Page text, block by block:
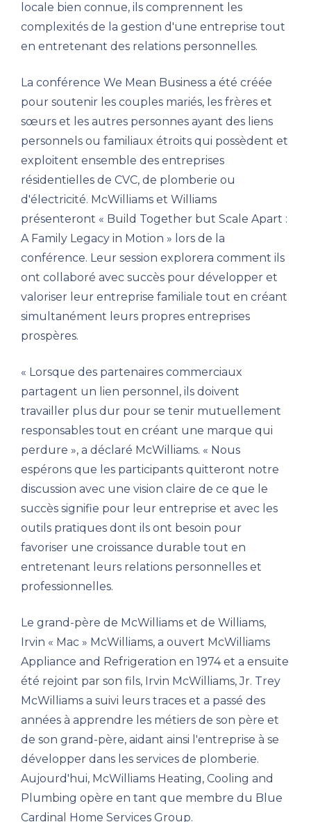
locale bien connue, ils comprennent les
complexités de la gestion d'une entreprise tout
en entretenant des relations personnelles.
La conférence We Mean Business a été créée
pour soutenir les couples mariés, les frères et
sœurs et les autres personnes ayant des liens
personnels ou familiaux étroits qui possèdent et
exploitent ensemble des entreprises
résidentielles de CVC, de plomberie ou
d'électricité. McWilliams et Williams
présenteront « Build Together but Scale Apart :
A Family Legacy in Motion » lors de la
conférence. Leur session explorera comment ils
ont collaboré avec succès pour développer et
valoriser leur entreprise familiale tout en créant
simultanément leurs propres entreprises
prospères.
« Lorsque des partenaires commerciaux
partagent un lien personnel, ils doivent
travailler plus dur pour se tenir mutuellement
responsables tout en créant une marque qui
perdure », a déclaré McWilliams. « Nous
espérons que les participants quitteront notre
discussion avec une vision claire de ce que le
succès signifie pour leur entreprise et avec les
outils pratiques dont ils ont besoin pour
favoriser une croissance durable tout en
entretenant leurs relations personnelles et
professionnelles.
Le grand-père de McWilliams et de Williams,
Irvin « Mac » McWilliams, a ouvert McWilliams
Appliance and Refrigeration en 1974 et a ensuite
été rejoint par son fils, Irvin McWilliams, Jr. Trey
McWilliams a suivi leurs traces et a passé des
années à apprendre les métiers de son père et
de son grand-père, aidant ainsi l'entreprise à se
développer dans les services de plomberie.
Aujourd'hui, McWilliams Heating, Cooling and
Plumbing opère en tant que membre du Blue
Cardinal Home Services Group.